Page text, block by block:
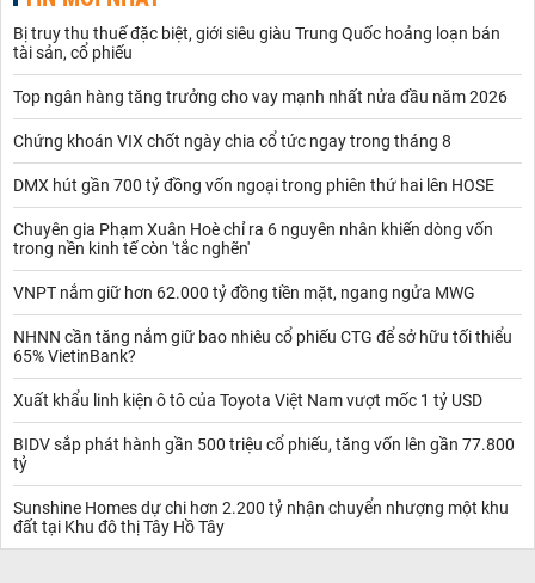
Bị truy thu thuế đặc biệt, giới siêu giàu Trung Quốc hoảng loạn bán
tài sản, cổ phiếu
Top ngân hàng tăng trưởng cho vay mạnh nhất nửa đầu năm 2026
Chứng khoán VIX chốt ngày chia cổ tức ngay trong tháng 8
DMX hút gần 700 tỷ đồng vốn ngoại trong phiên thứ hai lên HOSE
Chuyên gia Phạm Xuân Hoè chỉ ra 6 nguyên nhân khiến dòng vốn
trong nền kinh tế còn 'tắc nghẽn'
VNPT nắm giữ hơn 62.000 tỷ đồng tiền mặt, ngang ngửa MWG
NHNN cần tăng nắm giữ bao nhiêu cổ phiếu CTG để sở hữu tối thiểu
65% VietinBank?
Xuất khẩu linh kiện ô tô của Toyota Việt Nam vượt mốc 1 tỷ USD
BIDV sắp phát hành gần 500 triệu cổ phiếu, tăng vốn lên gần 77.800
tỷ
Sunshine Homes dự chi hơn 2.200 tỷ nhận chuyển nhượng một khu
đất tại Khu đô thị Tây Hồ Tây